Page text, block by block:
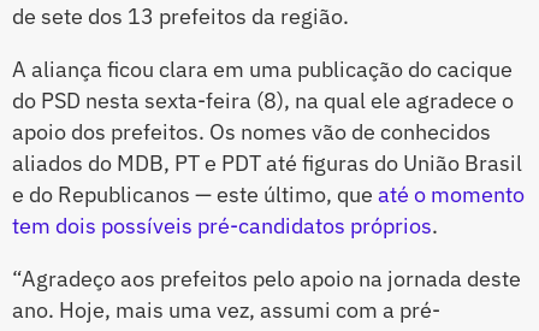
de sete dos 13 prefeitos da região.
A aliança ficou clara em uma publicação do cacique
do PSD nesta sexta-feira (8), na qual ele agradece o
apoio dos prefeitos. Os nomes vão de conhecidos
aliados do MDB, PT e PDT até figuras do União Brasil
e do Republicanos — este último, que até o momento
tem dois possíveis pré-candidatos próprios.
“Agradeço aos prefeitos pelo apoio na jornada deste
ano. Hoje, mais uma vez, assumi com a pré-